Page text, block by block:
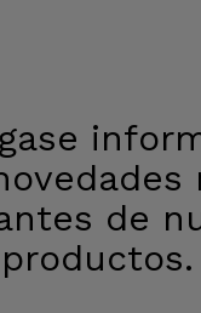
de
productos.